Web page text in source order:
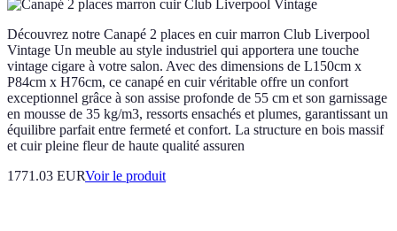
Découvrez notre Canapé 2 places en cuir marron Club Liverpool
Vintage Un meuble au style industriel qui apportera une touche
vintage cigare à votre salon. Avec des dimensions de L150cm x
P84cm x H76cm, ce canapé en cuir véritable offre un confort
exceptionnel grâce à son assise profonde de 55 cm et son garnissage
en mousse de 35 kg/m3, ressorts ensachés et plumes, garantissant un
équilibre parfait entre fermeté et confort. La structure en bois massif
et cuir pleine fleur de haute qualité assuren
1771.03 EURVoir le produit